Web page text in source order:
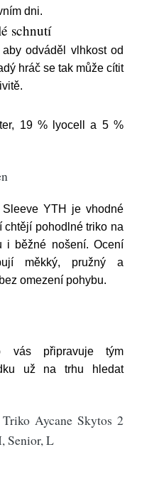
dni.
schnutí
odváděl vlhkost od
hráč se tak může cítit
19 % lyocell a 5 %
YTH je vhodné
chtějí pohodlné triko na
i běžné nošení. Ocení
měkký, pružný a
omezení pohybu.
vás připravuje tým
už na trhu hledat
Aycane Skytos 2
Senior, L